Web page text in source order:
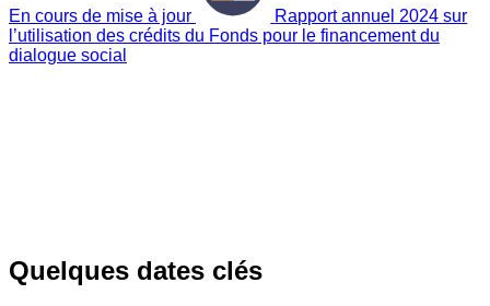
En cours de mise à jour
Rapport annuel 2024 sur
l’utilisation des crédits du Fonds pour le financement du
dialogue social
Quelques dates clés